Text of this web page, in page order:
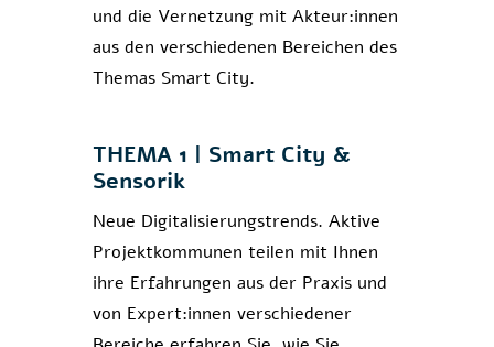
und die Vernetzung mit Akteur:innen
aus den verschiedenen Bereichen des
Themas Smart City.
THEMA 1 | Smart City &
Sensorik
Neue Digitalisierungstrends. Aktive
Projektkommunen teilen mit Ihnen
ihre Erfahrungen aus der Praxis und
von Expert:innen verschiedener